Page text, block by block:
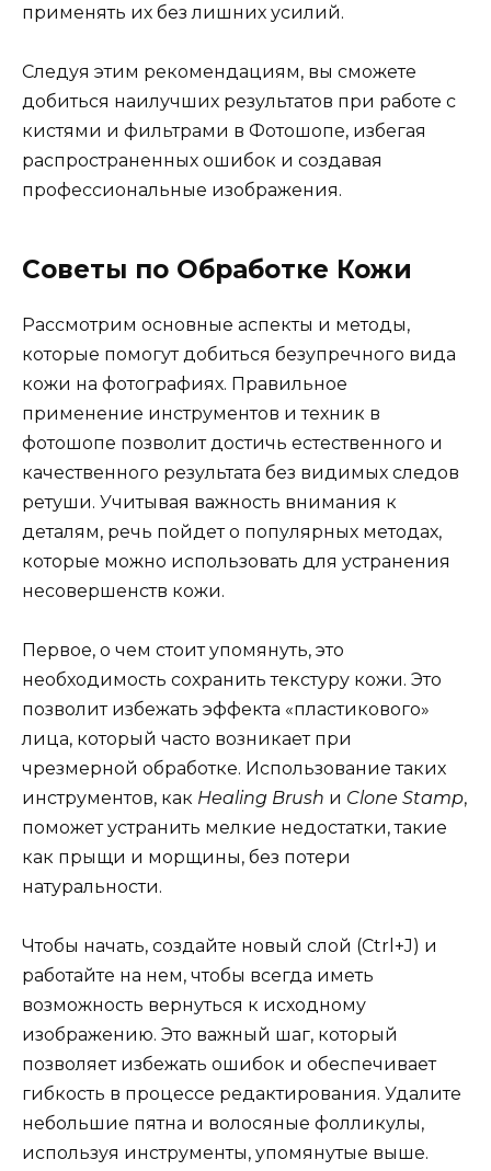
применять их без лишних усилий.
Следуя этим рекомендациям, вы сможете
добиться наилучших результатов при работе с
кистями и фильтрами в Фотошопе, избегая
распространенных ошибок и создавая
профессиональные изображения.
Советы по Обработке Кожи
Рассмотрим основные аспекты и методы,
которые помогут добиться безупречного вида
кожи на фотографиях. Правильное
применение инструментов и техник в
фотошопе позволит достичь естественного и
качественного результата без видимых следов
ретуши. Учитывая важность внимания к
деталям, речь пойдет о популярных методах,
которые можно использовать для устранения
несовершенств кожи.
Первое, о чем стоит упомянуть, это
необходимость сохранить текстуру кожи. Это
позволит избежать эффекта «пластикового»
лица, который часто возникает при
чрезмерной обработке. Использование таких
инструментов, как Healing Brush и Clone Stamp,
поможет устранить мелкие недостатки, такие
как прыщи и морщины, без потери
натуральности.
Чтобы начать, создайте новый слой (Ctrl+J) и
работайте на нем, чтобы всегда иметь
возможность вернуться к исходному
изображению. Это важный шаг, который
позволяет избежать ошибок и обеспечивает
гибкость в процессе редактирования. Удалите
небольшие пятна и волосяные фолликулы,
используя инструменты, упомянутые выше.